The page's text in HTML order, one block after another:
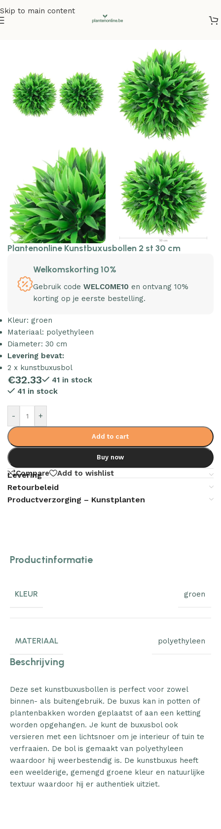
Skip to main content
Plantenonline Kunstbuxusbollen 2 st 30 cm
Welkomskorting 10%
Gebruik code WELCOME10 en ontvang 10%
korting op je eerste bestelling.
Kleur: groen
Materiaal: polyethyleen
Diameter: 30 cm
Levering bevat:
2 x kunstbuxusbol
€32.33
41 in stock
41 in stock
- +
Add to cart
Buy now
Compare Add to wishlist
Levering
Retourbeleid
Productverzorging – Kunstplanten
Productinformatie
KLEUR groen
MATERIAAL polyethyleen
Beschrijving
Deze set kunstbuxusbollen is perfect voor zowel
binnen- als buitengebruik. De buxus kan in potten of
plantenbakken worden geplaatst of aan een ketting
worden opgehangen. Je kunt de buxusbol ook
versieren met een lichtsnoer om je interieur of tuin te
verfraaien. De bol is gemaakt van polyethyleen
waardoor hij weerbestendig is. De kunstbuxus heeft
een weelderige, gemengd groene kleur en natuurlijke
textuur waardoor hij er authentiek uitziet.